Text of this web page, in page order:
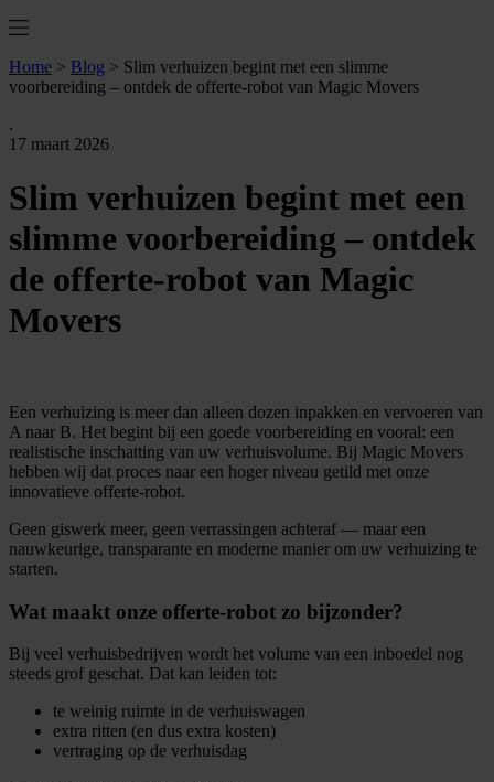
Home > Blog > Slim verhuizen begint met een slimme
voorbereiding – ontdek de offerte-robot van Magic Movers
.
17 maart 2026
Slim verhuizen begint met een
slimme voorbereiding – ontdek
de offerte-robot van Magic
Movers
Een verhuizing is meer dan alleen dozen inpakken en vervoeren van
A naar B. Het begint bij een goede voorbereiding en vooral: een
realistische inschatting van uw verhuisvolume. Bij Magic Movers
hebben wij dat proces naar een hoger niveau getild met onze
innovatieve offerte-robot.
Geen giswerk meer, geen verrassingen achteraf — maar een
nauwkeurige, transparante en moderne manier om uw verhuizing te
starten.
Wat maakt onze offerte-robot zo bijzonder?
Bij veel verhuisbedrijven wordt het volume van een inboedel nog
steeds grof geschat. Dat kan leiden tot:
te weinig ruimte in de verhuiswagen
extra ritten (en dus extra kosten)
vertraging op de verhuisdag